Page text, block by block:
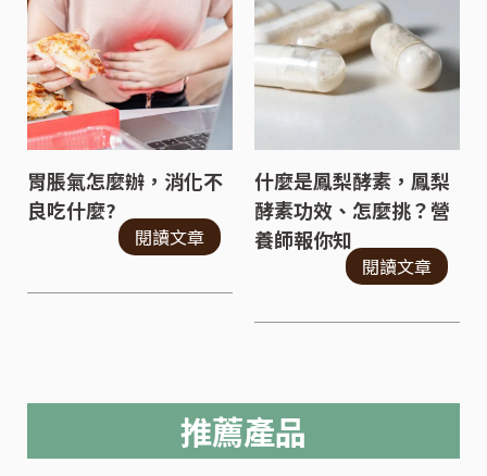
胃脹氣怎麼辦，消化不
良吃什麼?
閱讀文章
什麼是鳳梨酵素，鳳梨
酵素功效、怎麼挑？營
養師報你知
閱讀文章
推薦產品